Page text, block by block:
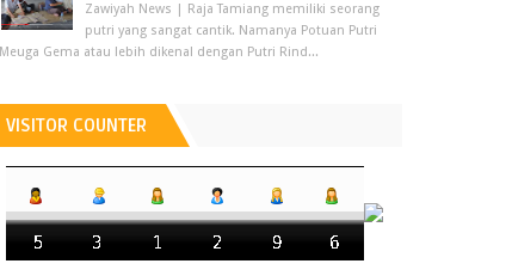
Zawiyah News | Raja Tamiang memiliki seorang
putri yang sangat cantik. Namanya Potuan Putri
Meuga Gema atau lebih dikenal dengan Putri Rind...
VISITOR COUNTER